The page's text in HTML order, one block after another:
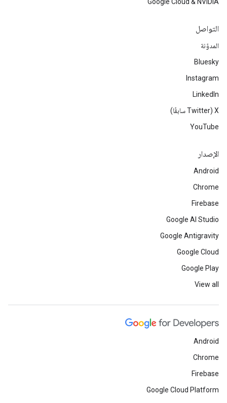
التواصل
المدوّنة
Bluesky
Instagram
LinkedIn
‫X ‏(Twitter سابقًا)
YouTube
الإصدار
Android
Chrome
Firebase
Google AI Studio
Google Antigravity
Google Cloud
Google Play
View all
Android
Chrome
Firebase
Google Cloud Platform